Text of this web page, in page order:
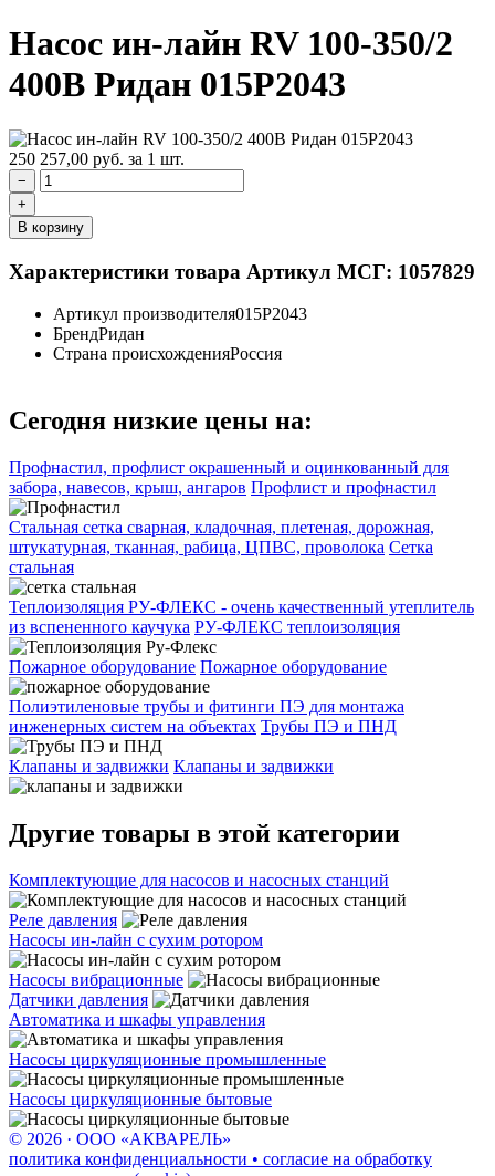
Насос ин-лайн RV 100-350/2
400В Ридан 015P2043
250 257,00 руб. за 1 шт.
−
+
В корзину
Характеристики товара Артикул МСГ: 1057829
Артикул производителя015P2043
БрендРидан
Страна происхожденияРоссия
Сегодня низкие цены на:
Профнастил, профлист окрашенный и оцинкованный для
забора, навесов, крыш, ангаров Профлист и профнастил
Стальная сетка сварная, кладочная, плетеная, дорожная,
штукатурная, тканная, рабица, ЦПВС, проволока Сетка
стальная
Теплоизоляция РУ-ФЛЕКС - очень качественный утеплитель
из вспененного каучука РУ-ФЛЕКС теплоизоляция
Пожарное оборудование Пожарное оборудование
Полиэтиленовые трубы и фитинги ПЭ для монтажа
инженерных систем на объектах Трубы ПЭ и ПНД
Клапаны и задвижки Клапаны и задвижки
Другие товары в этой категории
Комплектующие для насосов и насосных станций
Реле давления
Насосы ин-лайн с сухим ротором
Насосы вибрационные
Датчики давления
Автоматика и шкафы управления
Насосы циркуляционные промышленные
Насосы циркуляционные бытовые
© 2026 · ООО «АКВАРЕЛЬ»
политика конфиденциальности • согласие на обработку